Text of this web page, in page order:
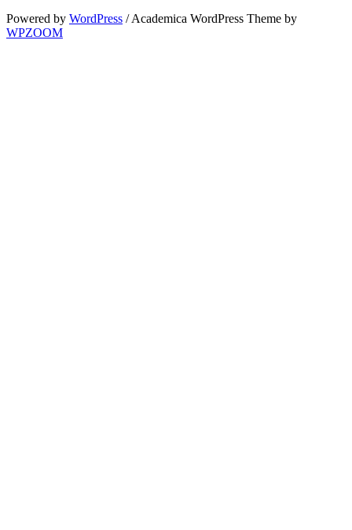
Powered by WordPress / Academica WordPress Theme by
WPZOOM